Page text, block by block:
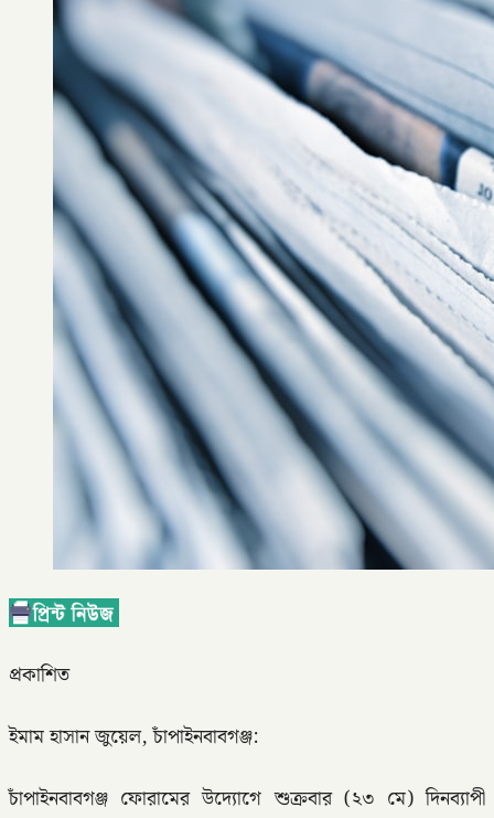
প্রকাশিত
ইমাম হাসান জুয়েল, চাঁপাইনবাবগঞ্জ:
চাঁপাইনবাবগঞ্জ ফোরামের উদ্যোগে শুক্রবার (২৩ মে) দিনব্যাপী